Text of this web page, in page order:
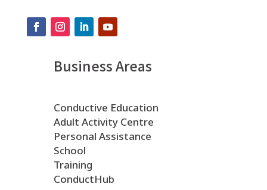
Business Areas
Conductive Education
Adult Activity Centre
Personal Assistance
School
Training
ConductHub